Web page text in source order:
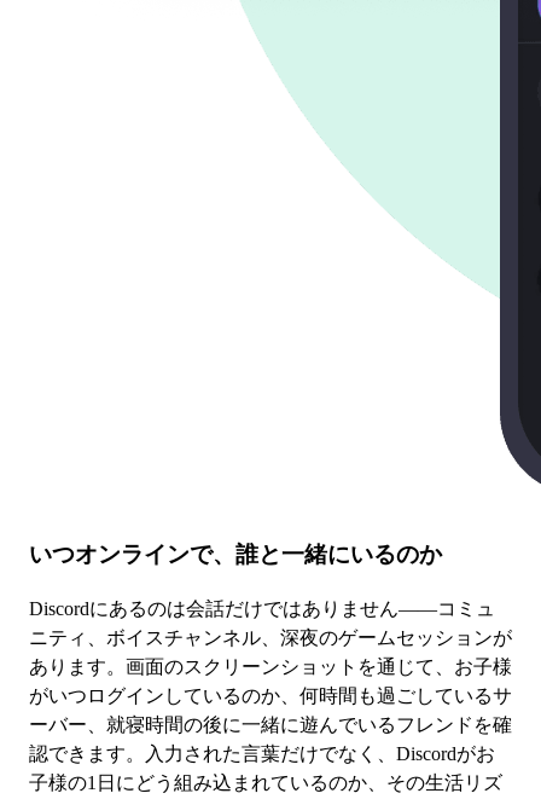
いつオンラインで、誰と一緒にいるのか
Discordにあるのは会話だけではありません——コミュ
ニティ、ボイスチャンネル、深夜のゲームセッションが
あります。画面のスクリーンショットを通じて、お子様
がいつログインしているのか、何時間も過ごしているサ
ーバー、就寝時間の後に一緒に遊んでいるフレンドを確
認できます。入力された言葉だけでなく、Discordがお
子様の1日にどう組み込まれているのか、その生活リズ